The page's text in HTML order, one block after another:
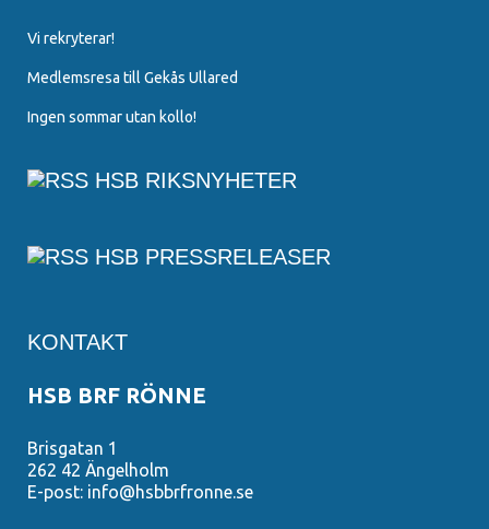
Vi rekryterar!
Medlemsresa till Gekås Ullared
Ingen sommar utan kollo!
HSB RIKSNYHETER
HSB PRESSRELEASER
KONTAKT
HSB BRF RÖNNE
Brisgatan 1
262 42 Ängelholm
E-post: info@hsbbrfronne.se